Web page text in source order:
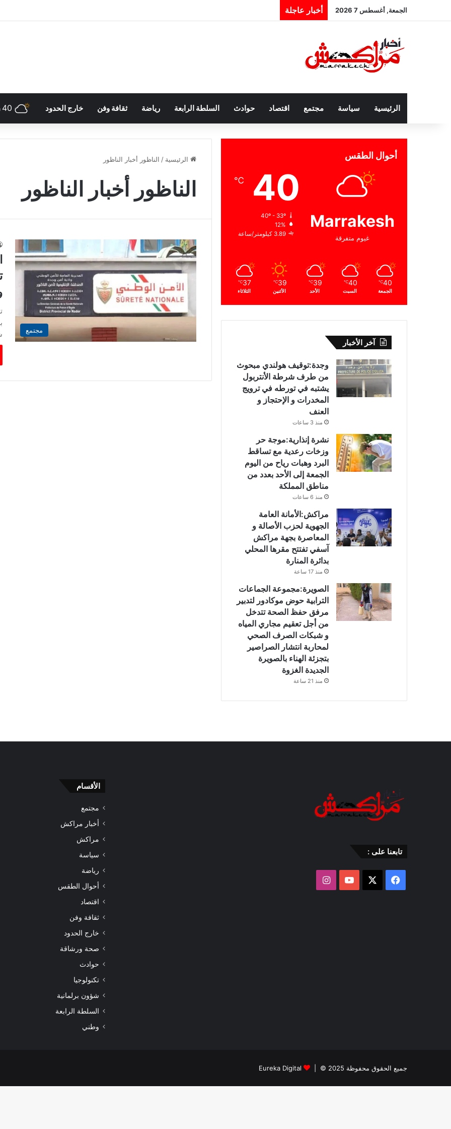
الجمعة, أغسطس 7 2026 أخبار عاجلة
الرئيسية سياسة مجتمع اقتصاد حوادث السلطة الرابعة رياضة ثقافة وفن خارج الحدود 40
الرئيسية / الناظور أخبار الناظور
الناظور أخبار الناظور
مجتمع
أحوال الطقس
Marrakesh
غيوم متفرقة
40
℃
40º - 33º
12%
3.89 كيلومتر/ساعة
40
℃
الجمعة
40
℃
السبت
39
℃
الأحد
39
℃
الأثنين
37
℃
الثلاثاء
آخر الأخبار
وجدة:توقيف هولندي مبحوث
من طرف شرطة الأنتربول
يشتبه في تورطه في ترويج
المخدرات و الإحتجاز و
العنف
منذ 3 ساعات
نشرة إنذارية:موجة حر
وزخات رعدية مع تساقط
البرد وهبات رياح من اليوم
الجمعة إلى الأحد بعدد من
مناطق المملكة
منذ 6 ساعات
مراكش:الأمانة العامة
الجهوية لحزب الأصالة و
المعاصرة بجهة مراكش
آسفي تفتتح مقرها المحلي
بدائرة المنارة
منذ 17 ساعة
الصويرة:مجموعة الجماعات
الترابية حوض موكادور لتدبير
مرفق حفظ الصحة تتدخل
من أجل تعقيم مجاري المياه
و شبكات الصرف الصحي
لمحاربة انتشار الصراصير
بتجزئة الهناء بالصويرة
الجديدة الغزوة
منذ 21 ساعة
تابعنا على :
فيسبوك ‫YouTube
الأقسام
مجتمع
أخبار مراكش
مراكش
سياسة
رياضة
أحوال الطقس
اقتصاد
ثقافة وفن
خارج الحدود
صحة ورشاقة
حوادث
تكنولوجيا
شؤون برلمانية
السلطة الرابعة
وطني
جميع الحقوق محفوظة 2025 © | Eureka Digital